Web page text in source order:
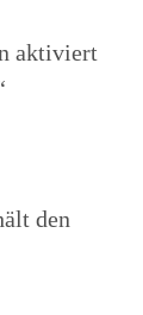
aktiviert
den